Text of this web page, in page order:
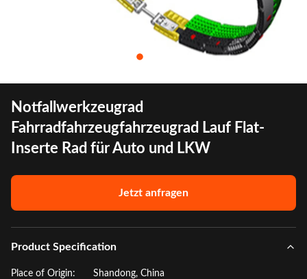
Notfallwerkzeugrad
Fahrradfahrzeugfahrzeugrad Lauf Flat-
Inserte Rad für Auto und LKW
Jetzt anfragen
Product Specification
Place of Origin:
Shandong, China